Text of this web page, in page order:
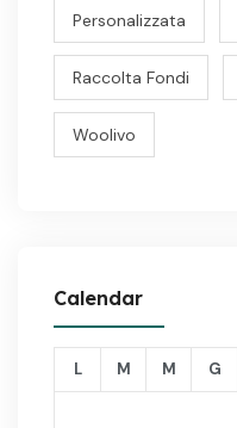
Personalizzata
Raccolta Fondi
Woolivo
Calendar
L M M G